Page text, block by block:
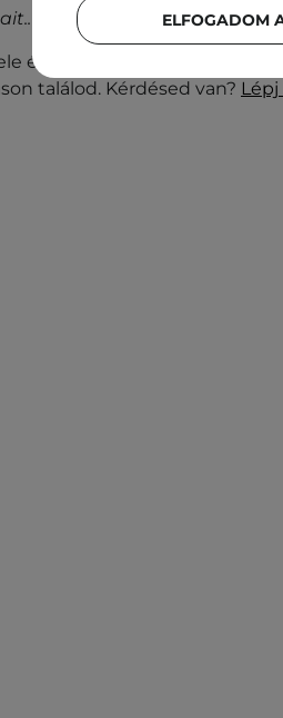
.
és csomagolása változhat. A
találod. Kérdésed van?
ELFOGADOM